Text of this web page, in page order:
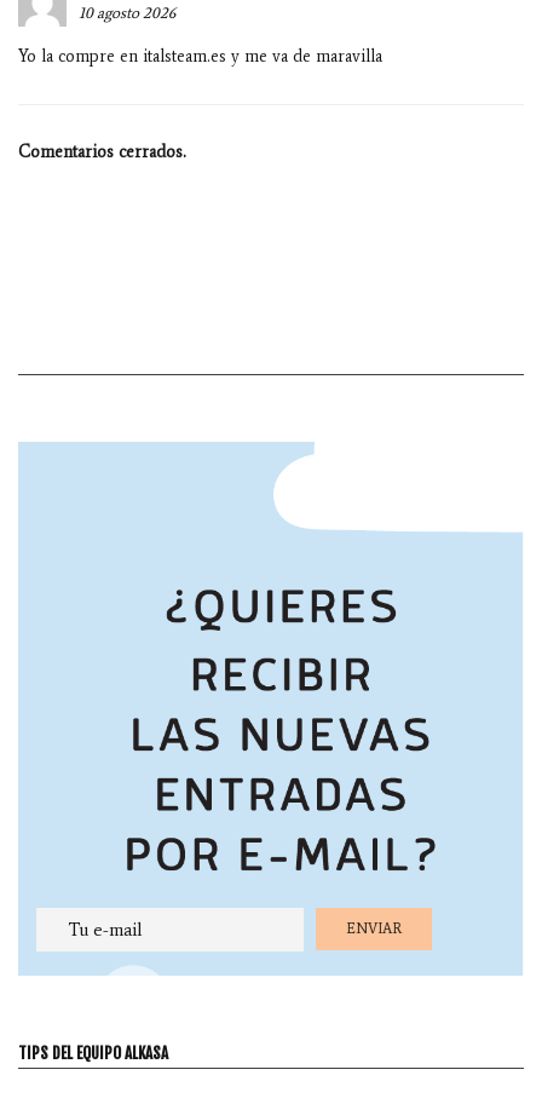
10 agosto 2026
Yo la compre en italsteam.es y me va de maravilla
Comentarios cerrados.
TIPS DEL EQUIPO ALKASA